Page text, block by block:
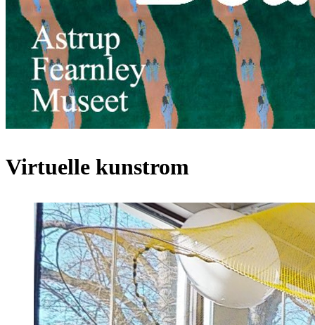
Virtuelle kunstrom